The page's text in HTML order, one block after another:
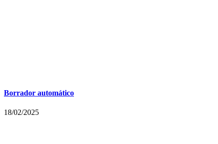
Borrador automático
18/02/2025